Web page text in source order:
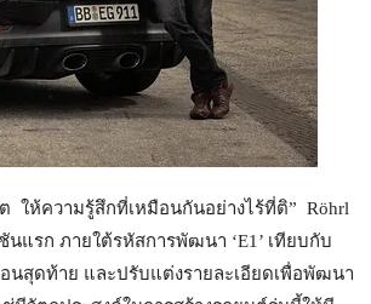
ให้ความรู้สึกที่เหมือนกันอย่างไร้ที่ติ” Röhrl
นแรก ภายใต้รหัสการพัฒนา ‘E1’ เทียบกับ
นสุดท้าย และปรับแต่งรายละเอียดเพื่อพัฒนา